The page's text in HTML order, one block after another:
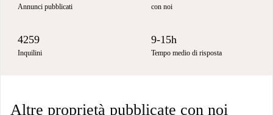
Annunci pubblicati con noi
4259
Inquilini
9-15h
Tempo medio di risposta
Altre proprietà pubblicate con noi